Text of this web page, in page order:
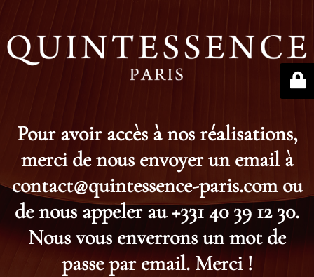
Pour avoir accès à nos réalisations,
merci de nous envoyer un email à
contact@quintessence-paris.com ou
de nous appeler au +331 40 39 12 30.
Nous vous enverrons un mot de
passe par email. Merci !